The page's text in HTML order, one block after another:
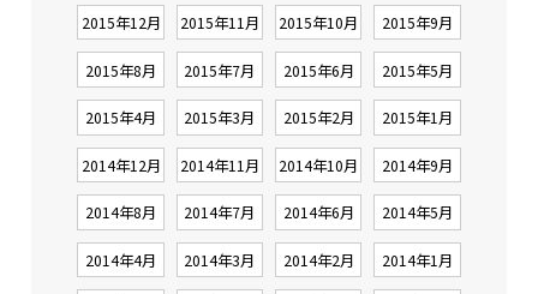
2015年12月 2015年11月 2015年10月 2015年9月
2015年8月 2015年7月 2015年6月 2015年5月
2015年4月 2015年3月 2015年2月 2015年1月
2014年12月 2014年11月 2014年10月 2014年9月
2014年8月 2014年7月 2014年6月 2014年5月
2014年4月 2014年3月 2014年2月 2014年1月